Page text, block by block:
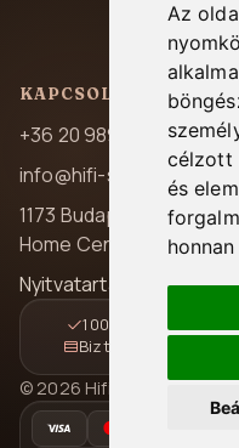
Az
célzott
és
KAPCSOLAT
+36 20 989 7969
info@hifi-station.hu
1173 Budapest, Pesti út
Home Center A/39
Nyitvatartás: H-P
100% magyar jótállás
Biztonságos online
© 2026 Hifi Station Kft.